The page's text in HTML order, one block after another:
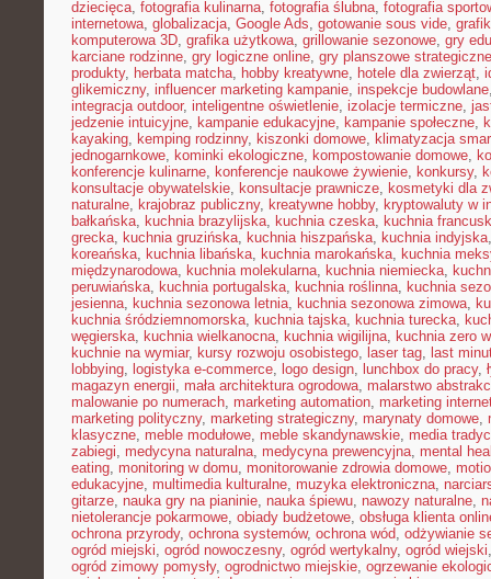
dziecięca, fotografia kulinarna, fotografia ślubna, fotografia
internetowa, globalizacja, Google Ads, gotowanie sous vide,
komputerowa 3D, grafika użytkowa, grillowanie sezonowe, gry
karciane rodzinne, gry logiczne online, gry planszowe strategiczne
produkty, herbata matcha, hobby kreatywne, hotele dla zwierząt,
glikemiczny, influencer marketing kampanie, inspekcje budowlane
integracja outdoor, inteligentne oświetlenie, izolacje termiczne,
jedzenie intuicyjne, kampanie edukacyjne, kampanie społeczne,
kayaking, kemping rodzinny, kiszonki domowe, klimatyzacja
jednogarnkowe, kominki ekologiczne, kompostowanie domowe,
konferencje kulinarne, konferencje naukowe żywienie, konkursy,
konsultacje obywatelskie, konsultacje prawnicze, kosmetyki dla
naturalne, krajobraz publiczny, kreatywne hobby, kryptowaluty w
bałkańska, kuchnia brazylijska, kuchnia czeska, kuchnia
grecka, kuchnia gruzińska, kuchnia hiszpańska, kuchnia indyjska
koreańska, kuchnia libańska, kuchnia marokańska, kuchnia
międzynarodowa, kuchnia molekularna, kuchnia niemiecka,
peruwiańska, kuchnia portugalska, kuchnia roślinna, kuchnia
jesienna, kuchnia sezonowa letnia, kuchnia sezonowa zimowa,
kuchnia śródziemnomorska, kuchnia tajska, kuchnia turecka,
węgierska, kuchnia wielkanocna, kuchnia wigilijna, kuchnia zero
kuchnie na wymiar, kursy rozwoju osobistego, laser tag, last
lobbying, logistyka e-commerce, logo design, lunchbox do pracy,
magazyn energii, mała architektura ogrodowa, malarstwo
malowanie po numerach, marketing automation, marketing
marketing polityczny, marketing strategiczny, marynaty domowe,
klasyczne, meble modułowe, meble skandynawskie, media
zabiegi, medycyna naturalna, medycyna prewencyjna, mental
eating, monitoring w domu, monitorowanie zdrowia domowe,
edukacyjne, multimedia kulturalne, muzyka elektroniczna,
gitarze, nauka gry na pianinie, nauka śpiewu, nawozy naturalne,
nietolerancje pokarmowe, obiady budżetowe, obsługa klienta
ochrona przyrody, ochrona systemów, ochrona wód, odżywianie
ogród miejski, ogród nowoczesny, ogród wertykalny, ogród wiejski
ogród zimowy pomysły, ogrodnictwo miejskie, ogrzewanie